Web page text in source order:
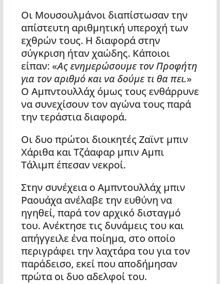
Οι Μουσουλμάνοι διαπίστωσαν την
απίστευτη αριθμητική υπεροχή των
εχθρών τους. Η διαφορά στην
σύγκριση ήταν χαώδης. Κάποιοι
είπαν: «Ας ενημερώσουμε τον Προφήτη
για τον αριθμό και να δούμε τι θα πει.»
Ο Αμπντουλλάχ όμως τους ενθάρρυνε
να συνεχίσουν τον αγώνα τους παρά
την τεράστια διαφορά.
Οι δυο πρώτοι διοικητές Ζαϊντ μπιν
Χάριθα και Τζάαφαρ μπιν Αμπι
Τάλιμπ έπεσαν νεκροί.
Στην συνέχεια ο Αμπντουλλάχ μπιν
Ραουάχα ανέλαβε την ευθύνη να
ηγηθεί, παρά τον αρχικό δισταγμό
του. Ανέκτησε τις δυνάμεις του και
απήγγειλε ένα ποίημα, στο οποίο
περιγράφει την λαχτάρα του για τον
παράδεισο, εκεί που αποδήμησαν
πρώτα οι δυο αδελφοί του.